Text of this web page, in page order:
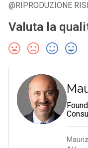
@RIPRODUZIONE
Valuta la